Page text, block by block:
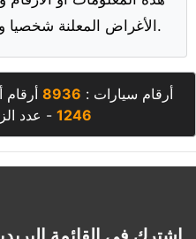
الأغراض المعلنة شخصيا والقيام بالفحص قبل الشراء.
أرقام سيارات : 8936 أرقام
1246 - عدد